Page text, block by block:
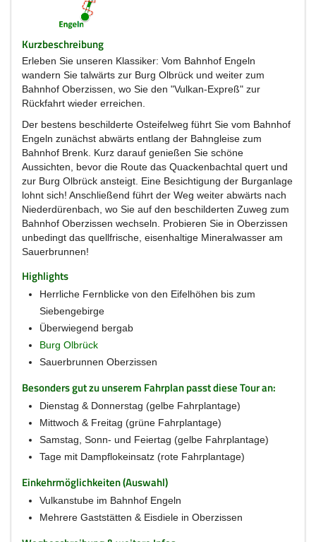
Kurzbeschreibung
Erleben Sie unseren Klassiker: Vom Bahnhof Engeln
wandern Sie talwärts zur Burg Olbrück und weiter zum
Bahnhof Oberzissen, wo Sie den "Vulkan-Expreß" zur
Rückfahrt wieder erreichen.
Der bestens beschilderte Osteifelweg führt Sie vom Bahnhof
Engeln zunächst abwärts entlang der Bahngleise zum
Bahnhof Brenk. Kurz darauf genießen Sie schöne
Aussichten, bevor die Route das Quackenbachtal quert und
zur Burg Olbrück ansteigt. Eine Besichtigung der Burganlage
lohnt sich! Anschließend führt der Weg weiter abwärts nach
Niederdürenbach, wo Sie auf den beschilderten Zuweg zum
Bahnhof Oberzissen wechseln. Probieren Sie in Oberzissen
unbedingt das quellfrische, eisenhaltige Mineralwasser am
Sauerbrunnen!
Highlights
Herrliche Fernblicke von den Eifelhöhen bis zum
Siebengebirge
Überwiegend bergab
Burg Olbrück
Sauerbrunnen Oberzissen
Besonders gut zu unserem Fahrplan passt diese Tour an:
Dienstag & Donnerstag (gelbe Fahrplantage)
Mittwoch & Freitag (grüne Fahrplantage)
Samstag, Sonn- und Feiertag (gelbe Fahrplantage)
Tage mit Dampflokeinsatz (rote Fahrplantage)
Einkehrmöglichkeiten (Auswahl)
Vulkanstube im Bahnhof Engeln
Mehrere Gaststätten & Eisdiele in Oberzissen